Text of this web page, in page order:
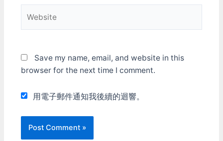
更新) iRacing正在開發pit
人員動作，看起來非常優秀
制大家都用同一基準來比賽
比較公平，但如果能改成平
常可切換視野，只有比賽的
常練習/測試的時候可能還
看。 後照鏡是依照實際的
視點畫出來的，而且可以調
Save my name, email, and website in this
browser for the next time I comment.
用電子郵件通知我後續的迴響。